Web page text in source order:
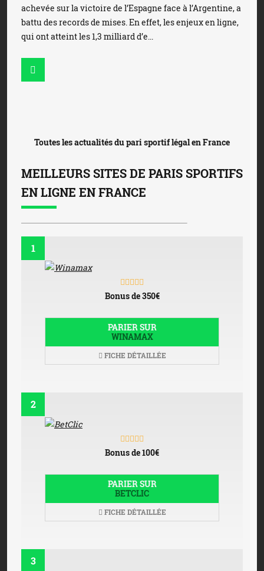
achevée sur la victoire de l’Espagne face à l’Argentine, a
battu des records de mises. En effet, les enjeux en ligne,
qui ont atteint les 1,3 milliard d’e...
Toutes les actualités du pari sportif légal en France
MEILLEURS SITES DE PARIS SPORTIFS
EN LIGNE EN FRANCE
1
Bonus de 350€
PARIER SUR
WINAMAX
FICHE DÉTAILLÉE
2
Bonus de 100€
PARIER SUR
BETCLIC
FICHE DÉTAILLÉE
3